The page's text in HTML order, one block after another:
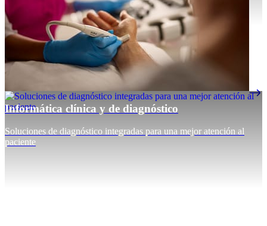
Informática clínica y de diagnóstico
Soluciones de diagnóstico integradas para una mejor atención al
paciente